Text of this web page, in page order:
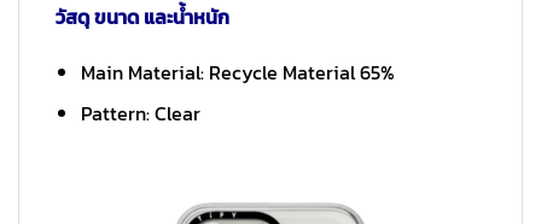
วัสดุ ขนาด และน้ำหนัก
Main Material: Recycle Material 65%
Pattern: Clear